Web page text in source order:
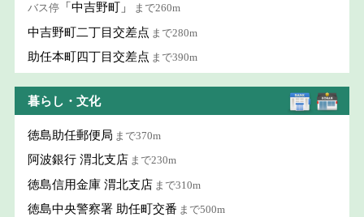
バス停 「中吉野町」 まで260m
中吉野町二丁目交差点 まで280m
助任本町四丁目交差点 まで390m
暮らし・文化
徳島助任郵便局 まで370m
阿波銀行 渭北支店 まで230m
徳島信用金庫 渭北支店 まで310m
徳島中央警察署 助任町交番 まで500m